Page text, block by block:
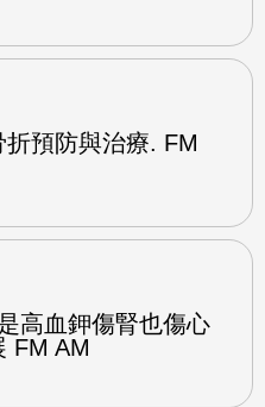
預防與治療. FM
高血鉀傷腎也傷心
FM AM